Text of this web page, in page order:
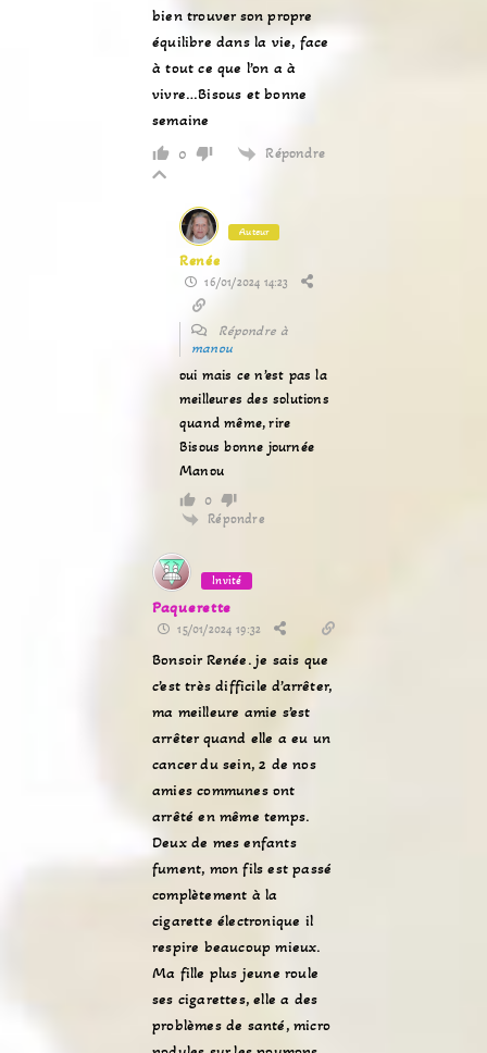
bien trouver son propre
équilibre dans la vie, face
à tout ce que l’on a à
vivre…Bisous et bonne
semaine
0 Répondre
Auteur
Renée
16/01/2024 14:23
Répondre à
manou
oui mais ce n’est pas la
meilleures des solutions
quand même, rire
Bisous bonne journée
Manou
0
Répondre
Invité
Paquerette
15/01/2024 19:32
Bonsoir Renée. je sais que
c’est très difficile d’arrêter,
ma meilleure amie s’est
arrêter quand elle a eu un
cancer du sein, 2 de nos
amies communes ont
arrêté en même temps.
Deux de mes enfants
fument, mon fils est passé
complètement à la
cigarette électronique il
respire beaucoup mieux.
Ma fille plus jeune roule
ses cigarettes, elle a des
problèmes de santé, micro